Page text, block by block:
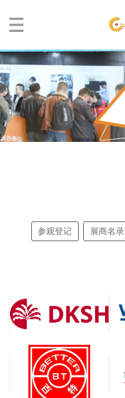
参观登记 展商名录